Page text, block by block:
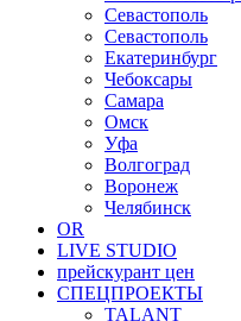
Севастополь
Севастополь
Екатеринбург
Чебоксары
Самара
Омск
Уфа
Волгоград
Воронеж
Челябинск
OR
LIVE STUDIO
прейскурант цен
СПЕЦПРОЕКТЫ
TALANT